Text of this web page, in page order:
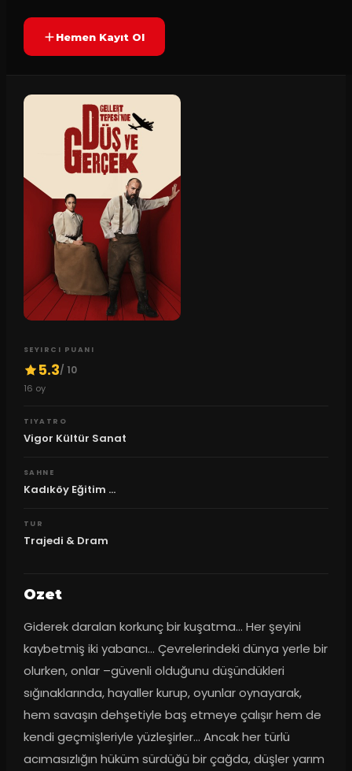
Hemen Kayıt Ol
SEYIRCI PUANI
5.3/ 10
16 oy
TIYATRO
Vigor Kültür Sanat
SAHNE
Kadıköy Eğitim ...
TUR
Trajedi & Dram
Ozet
Giderek daralan korkunç bir kuşatma... Her şeyini
kaybetmiş iki yabancı... Çevrelerindeki dünya yerle bir
olurken, onlar –güvenli olduğunu düşündükleri
sığınaklarında, hayaller kurup, oyunlar oynayarak,
hem savaşın dehşetiyle baş etmeye çalışır hem de
kendi geçmişleriyle yüzleşirler... Ancak her türlü
acımasızlığın hüküm sürdüğü bir çağda, düşler yarım